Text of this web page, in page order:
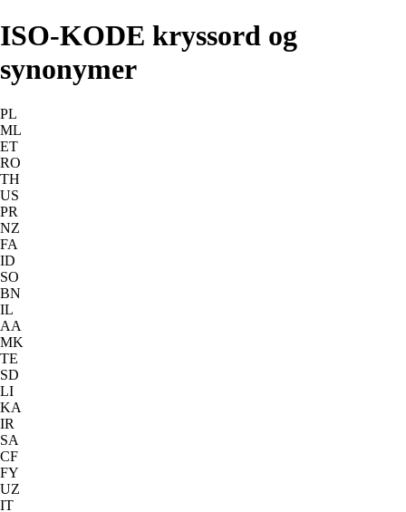
ISO-KODE kryssord og
synonymer
PL
ML
ET
RO
TH
US
PR
NZ
FA
ID
SO
BN
IL
AA
MK
TE
SD
LI
KA
IR
SA
CF
FY
UZ
IT